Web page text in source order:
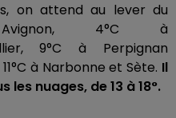
on attend au lever du
4°C à
9°C à Perpignan
11°C à Narbonne et Sète. Il
les nuages, de 13 à 18°.